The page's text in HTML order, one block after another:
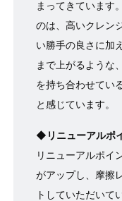
まってきています
のは、高いクレン
い勝手の良さに加
まで上がるような
を持ち合わせてい
と感じています。
◆リニューアルポ
リニューアルポイ
がアップし、摩擦
トしていただいて